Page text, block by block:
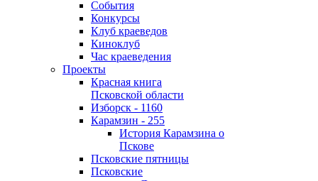
События
Конкурсы
Клуб краеведов
Киноклуб
Час краеведения
Проекты
Красная книга
Псковской области
Изборск - 1160
Карамзин - 255
История Карамзина о
Пскове
Псковские пятницы
Псковские